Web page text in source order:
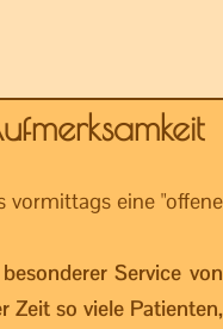
vormittags eine "offene
Service von
Zeit so viele Patienten,